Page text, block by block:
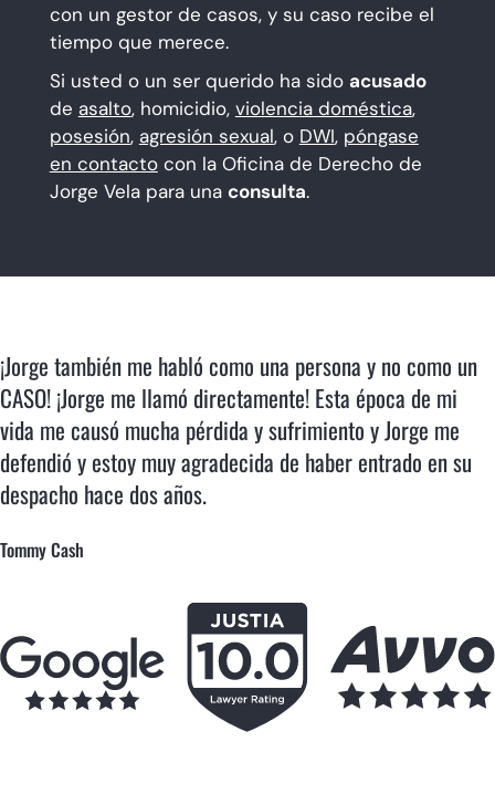
con un gestor de casos, y su caso recibe el
tiempo que merece.
Si usted o un ser querido ha sido acusado
de asalto, homicidio, violencia doméstica,
posesión, agresión sexual, o DWI, póngase
en contactocon la Oficina de Derecho de
Jorge Vela para una consulta.
¡Jorge también me habló como una persona y no como un
CASO! ¡Jorge me llamó directamente! Esta época de mi
vida me causó mucha pérdida y sufrimiento y Jorge me
defendió y estoy muy agradecida de haber entrado en su
despacho hace dos años.
Tommy Cash